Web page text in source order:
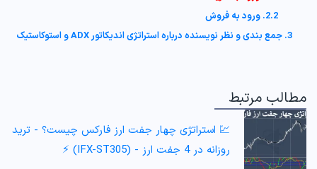
2.2. ورود به فروش
3. جمع بندی و نظر نویسنده درباره استراتژی اندیکاتور ADX و استوکاستیک
مطالب مرتبط
💹 استراتژی چهار جفت ارز فارکس چیست؟ - ترید
روزانه در 4 جفت ارز - (IFX-ST305) ⚡️